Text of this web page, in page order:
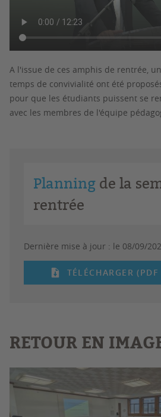
A l'issue de ces amphis de rentrée,
temps de convivialité ont été
pour que les étudiants puissent se
avec les membres de l'équipe
Planning de la
rentrée
Dernière mise à jour : le 08/09/
TÉLÉCHARGER
RETOUR EN